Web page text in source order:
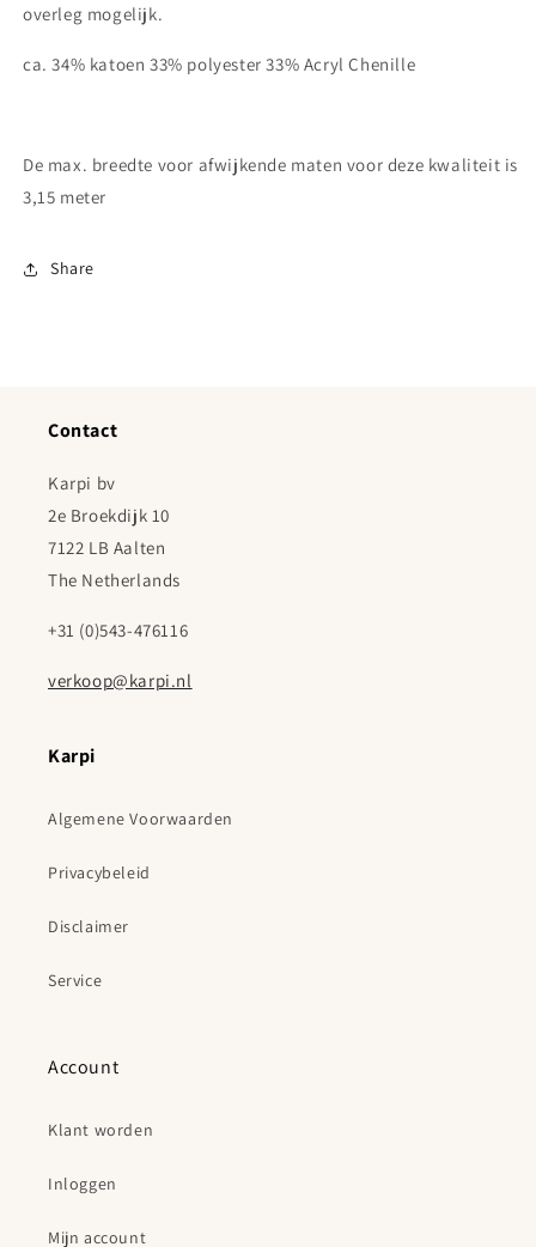
overleg mogelijk.
ca. 34% katoen 33% polyester 33% Acryl Chenille
De max. breedte voor afwijkende maten voor deze kwaliteit is
3,15 meter
Share
Contact
Karpi bv
2e Broekdijk 10
7122 LB Aalten
The Netherlands
+31 (0)543-476116
verkoop@karpi.nl
Karpi
Algemene Voorwaarden
Privacybeleid
Disclaimer
Service
Account
Klant worden
Inloggen
Mijn account